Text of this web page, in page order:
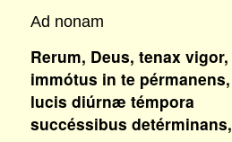
Ad nonam
Rerum, Deus, tenax vigor,
immótus in te pérmanens,
lucis diúrnæ témpora
succéssibus detérminans,